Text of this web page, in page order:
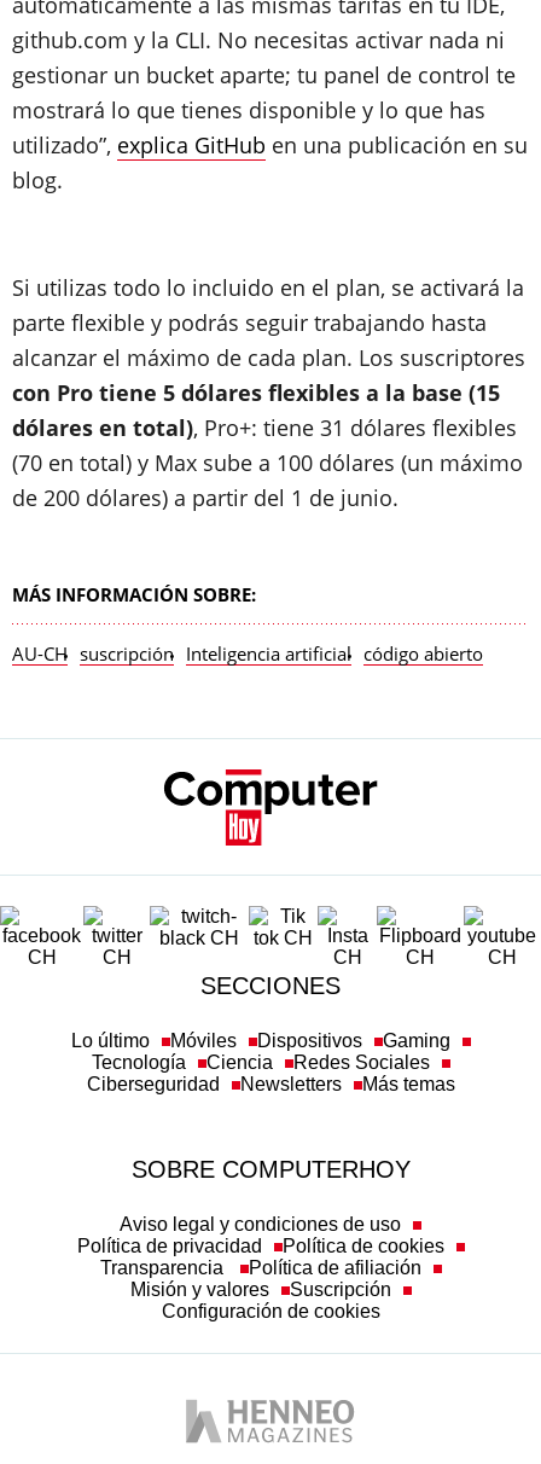
github.com y la CLI. No necesitas activar nada ni
gestionar un bucket aparte; tu panel de control te
mostrará lo que tienes disponible y lo que has
utilizado”, explica GitHub en una publicación en su
blog.
Si utilizas todo lo incluido en el plan, se activará la
parte flexible y podrás seguir trabajando hasta
alcanzar el máximo de cada plan. Los suscriptores
con Pro tiene 5 dólares flexibles a la base (15
dólares en total), Pro+: tiene 31 dólares flexibles
(70 en total) y Max sube a 100 dólares (un máximo
de 200 dólares) a partir del 1 de junio.
MÁS INFORMACIÓN SOBRE:
AU-CH suscripción Inteligencia artificial código abierto
SECCIONES
Lo último Móviles Dispositivos
Gaming
Tecnología
Ciencia
Redes Sociales
Ciberseguridad
Newsletters Más temas
SOBRE COMPUTERHOY
Aviso legal y condiciones de uso
Política de privacidad
Política de cookies
Transparencia
Política de afiliación
Misión y valores
Suscripción
Configuración de cookies